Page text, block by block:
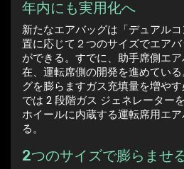
年内にも実用化へ
新たなエアバッグは「デュアル
置に応じて２つのサイズでエア
ができる。すでに、助手席側エ
在、運転席側の開発を進めてい
グを膨らますガス充填量を増や
では 2 段階ガス ジェネレーター
ホイールに内蔵する運転席用エ
る。
2つのサイズで膨らませ